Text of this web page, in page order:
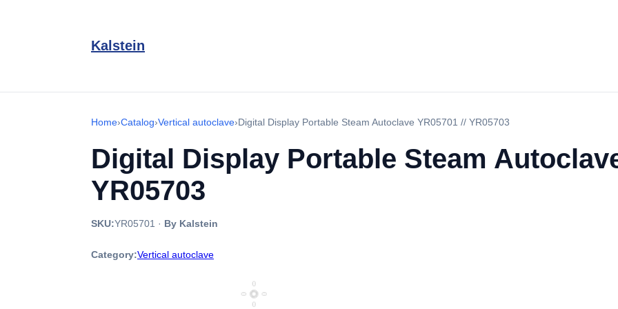
Kalstein
Home›Catalog›Vertical autoclave›Digital Display Portable Steam Autoclave YR05701 // YR05703
Digital Display Portable Steam
YR05703
SKU:YR05701 · By Kalstein
Category:Vertical autoclave